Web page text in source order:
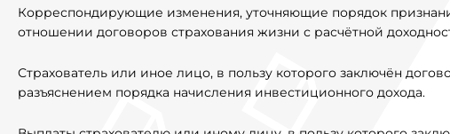
Корреспондирующие изменения, уточняющие порядок
отношении договоров страхования жизни с расчётной
Страхователь или иное лицо, в пользу которого заключён
разъяснением порядка начисления инвестиционного дохода.